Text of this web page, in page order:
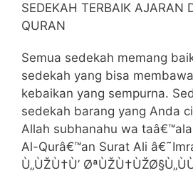
SEDEKAH TERBAIK AJARAN
QURAN
Semua sedekah memang
sedekah yang bisa
kebaikan yang sempurna.
sedekah barang yang Anda
Allah subhanahu wa
Al-Qurâ€™an Surat Ali
Ù„ÙŽÙ†Ù’